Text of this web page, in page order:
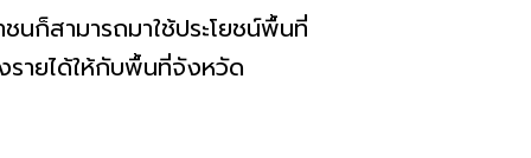
ามารถมาใช้ประโยชน์พื้นที่
รายได้ให้กับพื้นที่จังหวัด